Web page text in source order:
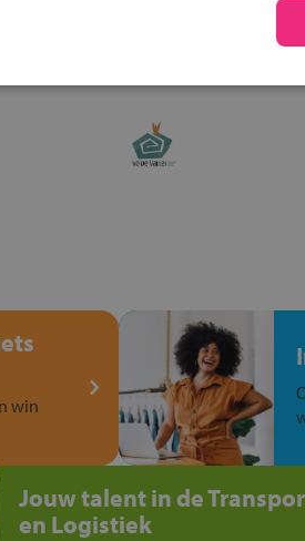
win
Jouw talent in de
en Logistiek